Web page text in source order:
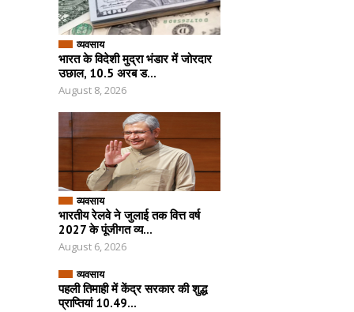
व्यवसाय
भारत के विदेशी मुद्रा भंडार में जोरदार
उछाल, 10.5 अरब ड...
August 8, 2026
व्यवसाय
भारतीय रेलवे ने जुलाई तक वित्त वर्ष
2027 के पूंजीगत व्य...
August 6, 2026
व्यवसाय
पहली तिमाही में केंद्र सरकार की शुद्ध
प्राप्तियां 10.49...